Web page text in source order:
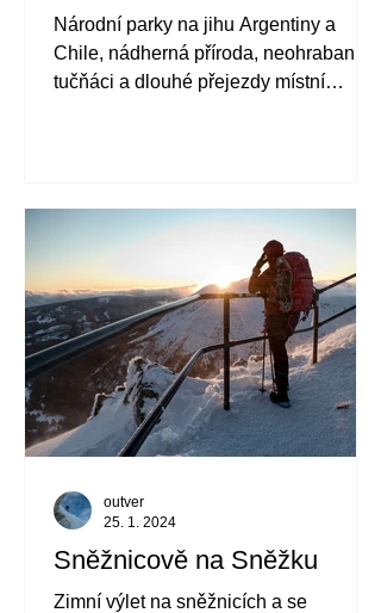
Národní parky na jihu Argentiny a
Chile, nádherná příroda, neohrabaní
tučňáci a dlouhé přejezdy místní
Sněžnicově na Sněžku
Zimní výlet na sněžnicích a se
outver
25. 1. 2024